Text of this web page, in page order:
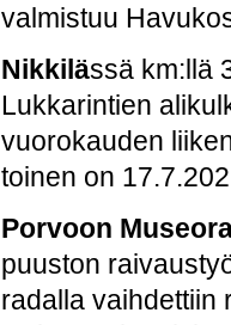
valmistuu
Nikkilässä km:llä
Lukkarintien
vuorokauden
toinen on
Porvoon
puuston
radalla vaihdettiin